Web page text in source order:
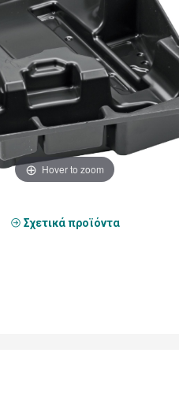
Hover to zoom
Σχετικά προϊόντα